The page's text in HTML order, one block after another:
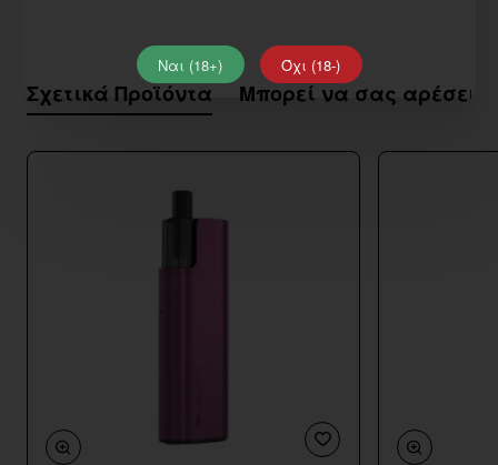
Ναι (18+) Όχι (18-)
Σχετικά Προϊόντα Μπορεί να σας αρέσει